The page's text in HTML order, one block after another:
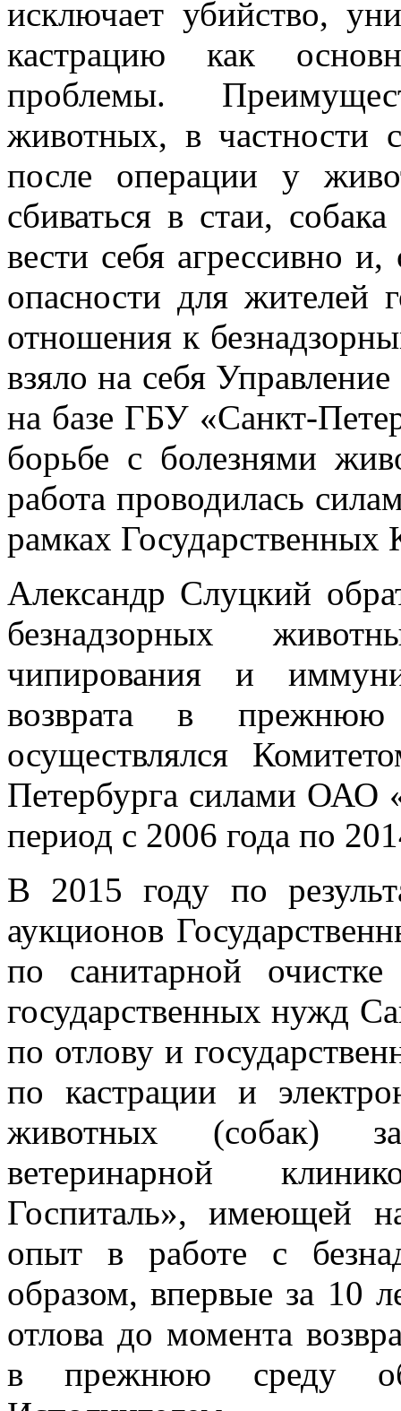
исключает убийство,
кастрацию как
проблемы.
животных, в частности
после операции у
сбиваться в стаи,
вести себя агрессивно и,
опасности для жителей
отношения к
взяло на себя
на базе ГБУ «Санкт-
борьбе с болезнями
работа проводилась
рамках Государственных
Александр Слуцкий
безнадзорных
чипирования и
возврата в
осуществлялся
Петербурга силами ОАО
период с 2006 года по
В 2015 году по
аукционов
по санитарной
государственных нужд
по отлову и
по кастрации и
животных (собак)
ветеринарной
Госпиталь», имеющей
опыт в работе с
образом, впервые за 10
отлова до момента
в прежнюю среду